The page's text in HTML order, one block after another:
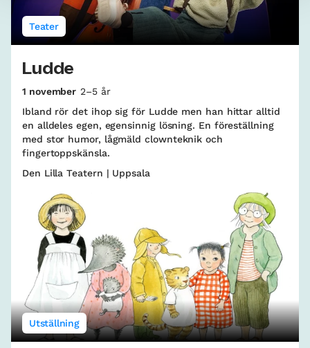
Teater
Ludde
1 november 2–5 år
Ibland rör det ihop sig för Ludde men han hittar alltid
en alldeles egen, egensinnig lösning. En föreställning
med stor humor, lågmäld clownteknik och
fingertoppskänsla.
Den Lilla Teatern | Uppsala
Utställning